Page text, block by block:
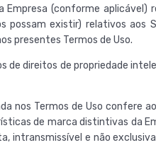
(conforme
existir) relativos aos
presentes Termos de Uso.
direitos de propriedade
nos Termos de Uso confere
de marca distintivas da
intransmissível e não